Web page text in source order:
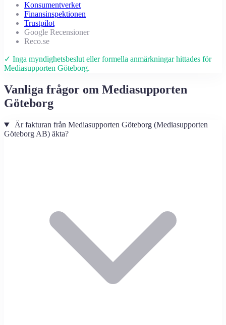
Konsumentverket
Finansinspektionen
Trustpilot
Google Recensioner
Reco.se
✓ Inga myndighetsbeslut eller formella anmärkningar hittades för
Mediasupporten Göteborg.
Vanliga frågor om Mediasupporten
Göteborg
Är fakturan från Mediasupporten Göteborg (Mediasupporten
Göteborg AB) äkta?